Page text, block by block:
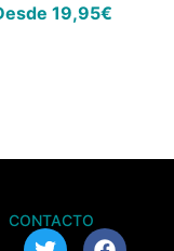
19,95€
CONTACTO